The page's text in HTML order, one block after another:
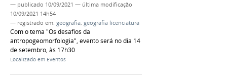
— publicado 10/09/2021 — última modificação
10/09/2021 14h54
— registrado em: geografia, geografia licenciatura
Com o tema "Os desafios da
antropogeomorfologia", evento será no dia 14
de setembro, às 17h30
Localizado em Eventos